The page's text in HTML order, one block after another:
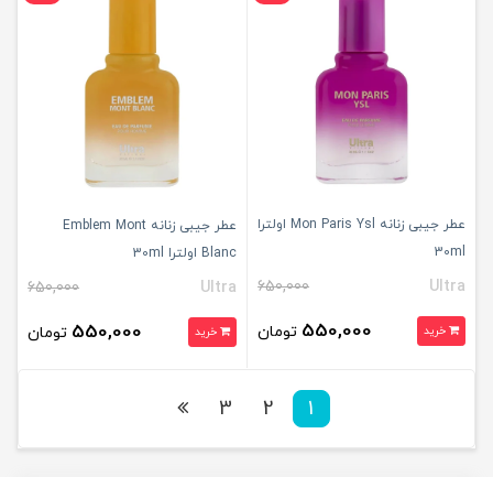
عطر جیبی زنانه Mon Paris Ysl اولترا
30ml
Ultra
650,000
خرید 550,000 تومان
عطر جیبی زنانه Emblem Mont
Blanc اولترا 30ml
Ultra
650,000
خرید 550,000 تومان
1
2
3